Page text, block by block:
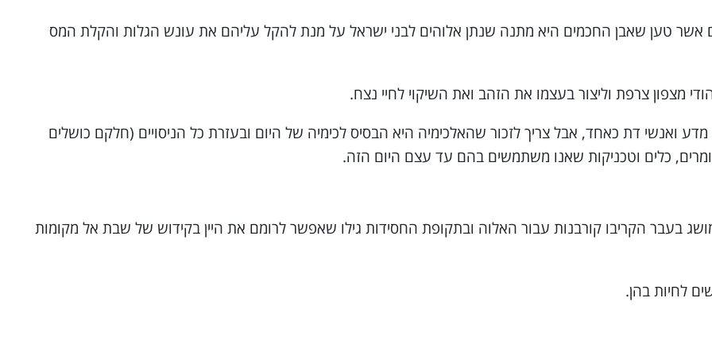
מכולם אשר טען שאבן החכמים היא מתנה שנתן אלוהים לבני ישראל על מנת להקל עליהם את עונש הגלות והקלת המס
מצפון צרפת וליצור בעצמו את הזהב ואת השיקוי לחיי נצח.
אנשי מדע ואנשי דת כאחד, אבל צריך לזכור שהאלכימיה היא הבסיס לכימיה של היום ובעזרת כל הניסויים (חלקם כושלים
כלים וטכניקות שאנו משתמשים בהם עד עצם היום הזה.
בעבר הקריבו קורבנות עבור האלוה ובתקופת החסידות גילו שאפשר לרומם את היין בקידוש של שבת אל מקומות
לחיות בהן.